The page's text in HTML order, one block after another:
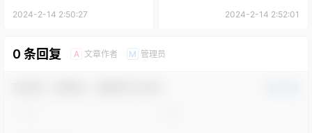
2024-2-14 2:50:27 2024-2-14 2:52:01
0 条回复 A 文章作者 M 管理员